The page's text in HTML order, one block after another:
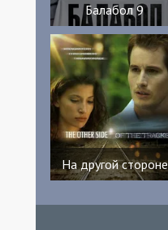
Балабол 9
На другой стороне